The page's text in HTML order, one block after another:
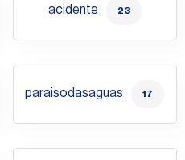
acidente 23
paraisodasaguas 17